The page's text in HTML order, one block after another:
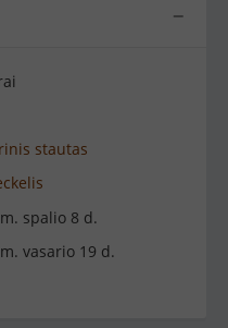
−
stautas
spalio 8 d.
vasario 19 d.